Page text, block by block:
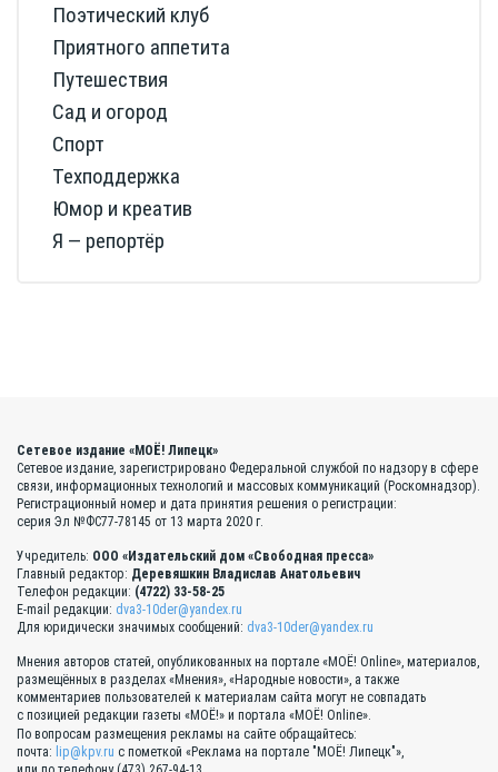
Поэтический клуб
Приятного аппетита
Путешествия
Сад и огород
Спорт
Техподдержка
Юмор и креатив
Я — репортёр
Сетевое издание «МОЁ! Липецк»
Сетевое издание, зарегистрировано Федеральной службой по надзору в сфере
связи, информационных технологий и массовых коммуникаций (Роскомнадзор).
Регистрационный номер и дата принятия решения о регистрации:
серия Эл №ФС77-78145 от 13 марта 2020 г.
Учредитель: ООО «Издательский дом «Свободная пресса»
Главный редактор: Деревяшкин Владислав Анатольевич
Телефон редакции: (4722) 33-58-25
E-mail редакции: dva3-10der@yandex.ru
Для юридически значимых сообщений: dva3-10der@yandex.ru
Мнения авторов статей, опубликованных на портале «МОЁ! Online», материалов,
размещённых в разделах «Мнения», «Народные новости», а также
комментариев пользователей к материалам сайта могут не совпадать
с позицией редакции газеты «МОЁ!» и портала «МОЁ! Online».
По вопросам размещения рекламы на сайте обращайтесь:
почта: lip@kpv.ru с пометкой «Реклама на портале "МОЁ! Липецк"»,